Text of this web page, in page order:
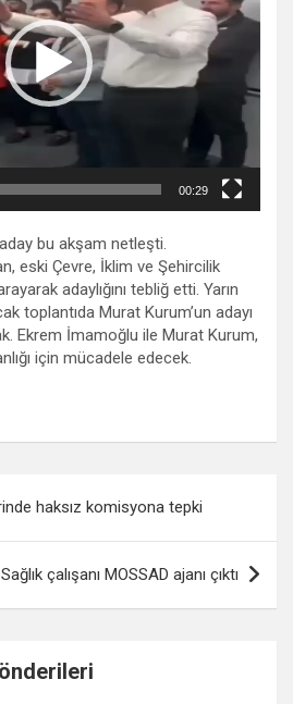
00:29
bu akşam netleşti.
eski Çevre, İklim ve Şehircilik
adaylığını tebliğ etti. Yarın
toplantıda Murat Kurum’un adayı
Ekrem İmamoğlu ile Murat Kurum,
için mücadele edecek.
haksız komisyona tepki
Sağlık çalışanı MOSSAD ajanı çıktı